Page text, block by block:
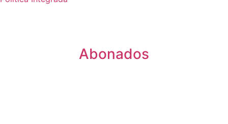
Abonados